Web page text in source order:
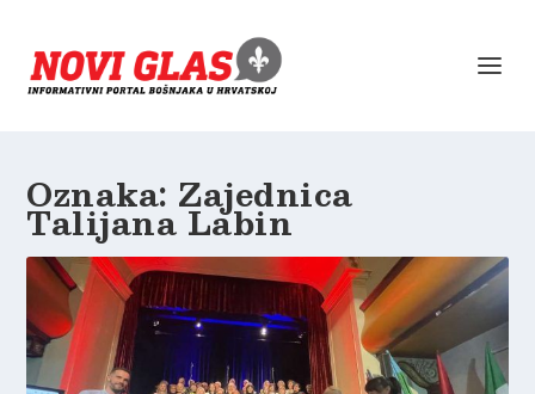
Oznaka: Zajednica
Talijana Labin